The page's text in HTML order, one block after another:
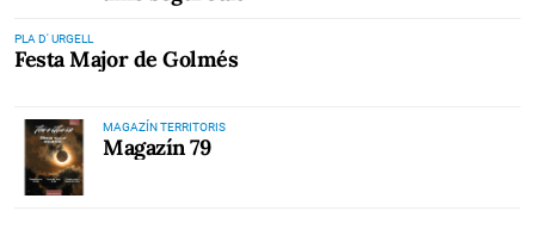
PLA D' URGELL
Festa Major de Golmés
MAGAZÍN TERRITORIS
Magazín 79